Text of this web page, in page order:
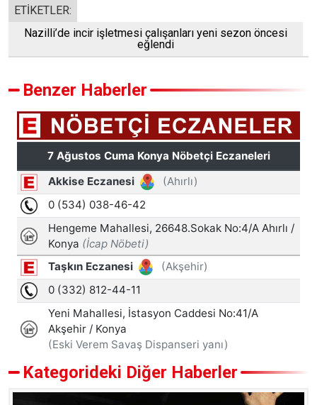
ETİKETLER:
Nazilli’de incir işletmesi çalışanları yeni sezon öncesi
eğlendi
Benzer Haberler
Kategorideki Diğer Haberler